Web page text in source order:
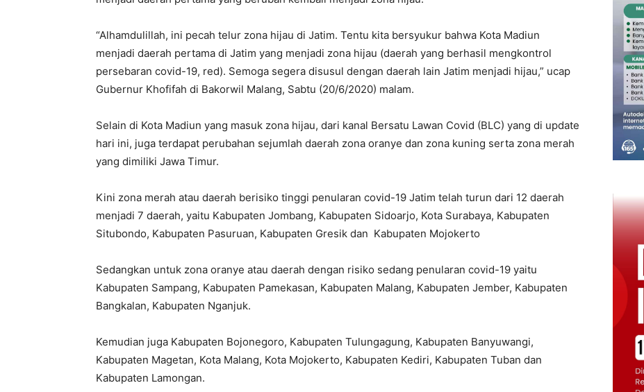
“Alhamdulillah, ini pecah telur zona hijau di Jatim. Tentu kita bersyukur bahwa Kota Madiun
menjadi daerah pertama di Jatim yang menjadi zona hijau (daerah yang berhasil mengkontrol
persebaran covid-19, red). Semoga segera disusul dengan daerah lain Jatim menjadi hijau,” ucap
Gubernur Khofifah di Bakorwil Malang, Sabtu (20/6/2020) malam.
Selain di Kota Madiun yang masuk zona hijau, dari kanal Bersatu Lawan Covid (BLC) yang di update
hari ini, juga terdapat perubahan sejumlah daerah zona oranye dan zona kuning serta zona merah
yang dimiliki Jawa Timur.
Kini zona merah atau daerah berisiko tinggi penularan covid-19 Jatim telah turun dari 12 daerah
menjadi 7 daerah, yaitu Kabupaten Jombang, Kabupaten Sidoarjo, Kota Surabaya, Kabupaten
Situbondo, Kabupaten Pasuruan, Kabupaten Gresik dan Kabupaten Mojokerto
Sedangkan untuk zona oranye atau daerah dengan risiko sedang penularan covid-19 yaitu
Kabupaten Sampang, Kabupaten Pamekasan, Kabupaten Malang, Kabupaten Jember, Kabupaten
Bangkalan, Kabupaten Nganjuk.
Kemudian juga Kabupaten Bojonegoro, Kabupaten Tulungagung, Kabupaten Banyuwangi,
Kabupaten Magetan, Kota Malang, Kota Mojokerto, Kabupaten Kediri, Kabupaten Tuban dan
Kabupaten Lamongan.